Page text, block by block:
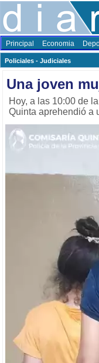
Principal Economia
Policiales - Judiciales
Una joven
Hoy, a las 10:00 de
Quinta aprehendió a